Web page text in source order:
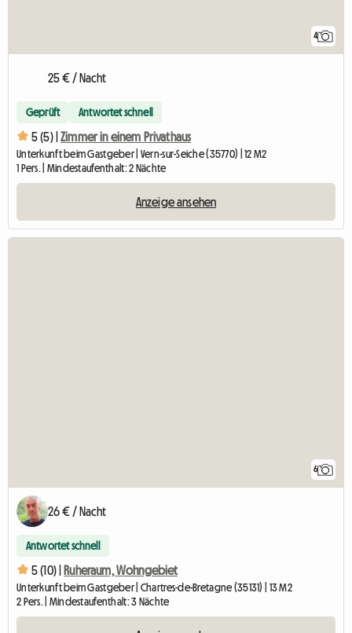
4
25 € / Nacht
Geprüft Antwortet schnell
5 (5) | Zimmer in einem Privathaus
Unterkunft beim Gastgeber | Vern-sur-Seiche (35770) | 12 M2
1 Pers. | Mindestaufenthalt: 2 Nächte
Anzeige ansehen
6
26 € / Nacht
Antwortet schnell
5 (10) | Ruheraum, Wohngebiet
Unterkunft beim Gastgeber | Chartres-de-Bretagne (35131) | 13 M2
2 Pers. | Mindestaufenthalt: 3 Nächte